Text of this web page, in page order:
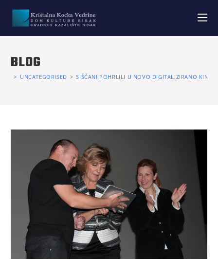
BLOG
> UNCATEGORISED > SIŠČANI POHRLILI U NOVO DIGITALIZIRANO KINO